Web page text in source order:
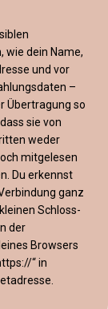
wie dein Name,
und vor
–
Übertragung so
sie von
weder
mitgelesen
Du erkennst
ganz
Schloss-
der
Browsers
“ in